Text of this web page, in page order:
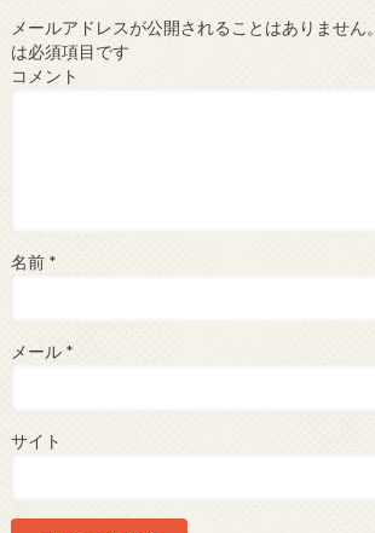
メールアドレスが公開されることはありません。
は必須項目です
コメント
名前 *
メール *
サイト